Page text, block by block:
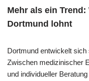
Mehr als ein
Dortmund lohnt
Dortmund entwickelt
Zwischen medizinischer
und individueller